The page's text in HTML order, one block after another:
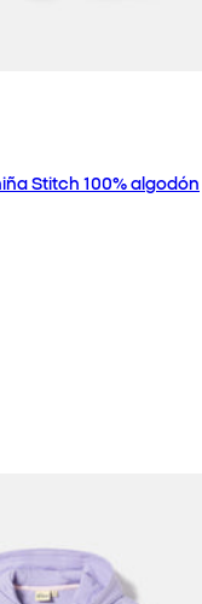
Stitch 100% algodón